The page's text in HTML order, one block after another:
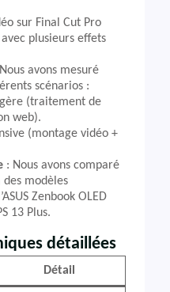
sur Final Cut Pro
plusieurs effets
avons mesuré
scénarios :
(traitement de
web).
(montage vidéo +
: Nous avons comparé
modèles
Zenbook OLED
13 Plus.
détaillées
Détail